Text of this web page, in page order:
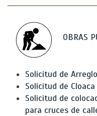
OBRAS
Solicitud de
Solicitud de Cloaca
Solicitud de
para cruces de